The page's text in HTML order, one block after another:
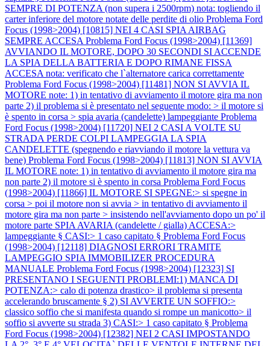
SEMPRE DI POTENZA (non supera i 2500rpm) nota: togliendo il
carter inferiore del motore notate delle perdite di olio Problema Ford
Focus (1998>2004) [10815] NEI 4 CASI SPIA AIRBAG
SEMPRE ACCESA Problema Ford Focus (1998>2004) [11369]
AVVIANDO IL MOTORE, DOPO 30 SECONDI SI ACCENDE
LA SPIA DELLA BATTERIA E DOPO RIMANE FISSA
ACCESA nota: verificato che l`alternatore carica correttamente
Problema Ford Focus (1998>2004) [11481] NON SI AVVIA IL
MOTORE note: 1) in tentativo di avviamento il motore gira ma non
parte 2) il problema si è presentato nel seguente modo: > il motore si
è spento in corsa > spia avaria (candelette) lampeggiante Problema
Ford Focus (1998>2004) [11720] NEI 2 CASI A VOLTE SU
STRADA PERDE COLPI LAMPEGGIA LA SPIA
CANDELETTE (spegnendo e riavviando il motore la vettura va
bene) Problema Ford Focus (1998>2004) [11813] NON SI AVVIA
IL MOTORE note: 1) in tentativo di avviamento il motore gira ma
non parte 2) il motore si è spento in corsa Problema Ford Focus
(1998>2004) [11866] IL MOTORE SI SPEGNE:> si spegne in
corsa > poi il motore non si avvia > in tentativo di avviamento il
motore gira ma non parte > insistendo nell'avviamento dopo un po' il
motore parte SPIA AVARIA (candelette / gialla) ACCESA:>
lampeggiante § CASI:> 1 caso capitato § Problema Ford Focus
(1998>2004) [12118] DIAGNOSI ERRORI TRAMITE
LAMPEGGIO SPIA IMMOBILIZER PROCEDURA
MANUALE Problema Ford Focus (1998>2004) [12323] SI
PRESENTANO I SEGUENTI PROBLEMI:1) MANCA DI
POTENZA:> calo di potenza drastico> il problema si presenta
accelerando bruscamente § 2) SI AVVERTE UN SOFFIO:>
classico soffio che si manifesta quando si rompe un manicotto> il
soffio si avverte su strada 3) CASI:> 1 caso capitato § Problema
Ford Focus (1998>2004) [12382] NEI 2 CASI IMPOSTANDO